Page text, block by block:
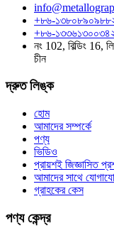
+৮৬-
+৮৬-
নং 102, বিল্ডিং 16,
চীন
দ্রুত লিঙ্ক
হোম
আমাদের সম্পর্কে
পণ্য
ভিডিও
প্রায়শই জিজ্ঞাসিত
আমাদের সাথে
গ্রাহকের কেস
পণ্য কেন্দ্র